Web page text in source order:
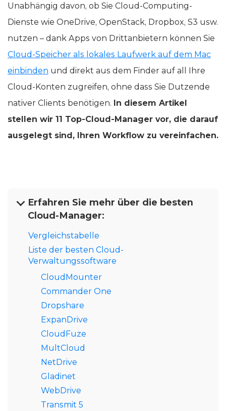
Unabhängig davon, ob Sie Cloud-Computing-
Dienste wie OneDrive, OpenStack, Dropbox, S3 usw.
nutzen – dank Apps von Drittanbietern können Sie
Cloud-Speicher als lokales Laufwerk auf dem Mac
einbinden und direkt aus dem Finder auf all Ihre
Cloud-Konten zugreifen, ohne dass Sie Dutzende
nativer Clients benötigen. In diesem Artikel
stellen wir 11 Top-Cloud-Manager vor, die darauf
ausgelegt sind, Ihren Workflow zu vereinfachen.
Erfahren Sie mehr über die besten
Cloud-Manager:
Vergleichstabelle
Liste der besten Cloud-
Verwaltungssoftware
CloudMounter
Commander One
Dropshare
ExpanDrive
CloudFuze
MultCloud
NetDrive
Gladinet
WebDrive
Transmit 5